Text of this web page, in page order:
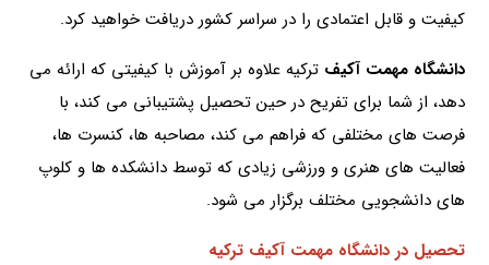
کیفیت و قابل اعتمادی را در سراسر کشور دریافت خواهید کرد.
دانشگاه مهمت آکیف ترکیه علاوه بر آموزش با کیفیتی که ارائه می
دهد، از شما برای تفریح در حین تحصیل پشتیبانی می کند، با
فرصت های مختلفی که فراهم می کند، مصاحبه ها، کنسرت ها،
فعالیت های هنری و ورزشی زیادی که توسط دانشکده ها و کلوپ
های دانشجویی مختلف برگزار می شود.
تحصیل در دانشگاه مهمت آکیف ترکیه